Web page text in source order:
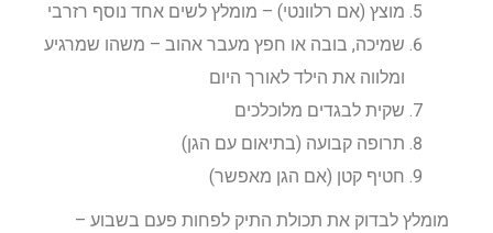
מוצץ (אם רלוונטי) – מומלץ לשים אחד נוסף רזרבי
שמיכה, בובה או חפץ מעבר אהוב – משהו שמרגיע
ומלווה את הילד לאורך היום
שקית לבגדים מלוכלכים
תרופה קבועה (בתיאום עם הגן)
חטיף קטן (אם הגן מאפשר)
מומלץ לבדוק את תכולת התיק לפחות פעם בשבוע –